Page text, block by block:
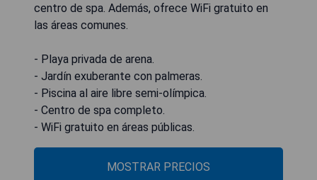
centro de spa. Además, ofrece WiFi gratuito en
las áreas comunes.
- Playa privada de arena.
- Jardín exuberante con palmeras.
- Piscina al aire libre semi-olímpica.
- Centro de spa completo.
- WiFi gratuito en áreas públicas.
MOSTRAR PRECIOS